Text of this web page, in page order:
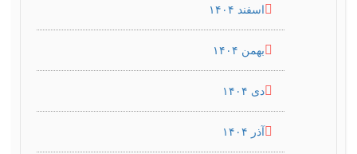
اسفند ۱۴۰۴
بهمن ۱۴۰۴
دی ۱۴۰۴
آذر ۱۴۰۴